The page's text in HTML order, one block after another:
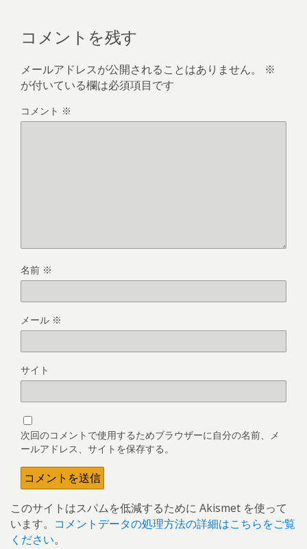
コメントを残す
メールアドレスが公開されることはありません。
※
が付いている欄は必須項目です
コメント ※
名前 ※
メール ※
サイト
次回のコメントで使用するためブラウザーに自分の名前、メ
ールアドレス、サイトを保存する。
このサイトはスパムを低減するために Akismet を使って
います。 コメントデータの処理方法の詳細はこちらをご覧
ください。